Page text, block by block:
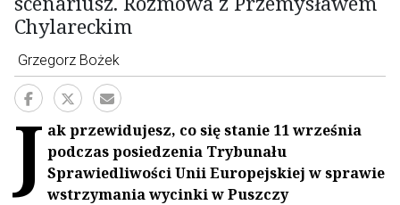
Chylareckim
Grzegorz Bożek
J ak przewidujesz, co się stanie 11 września
podczas posiedzenia Trybunału
Sprawiedliwości Unii Europejskiej w sprawie
wstrzymania wycinki w Puszczy